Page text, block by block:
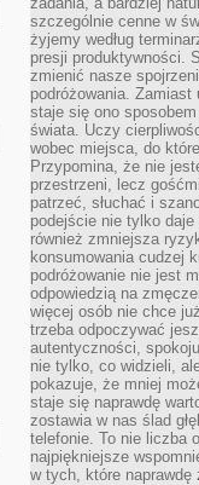
szczególnie cenne w
żyjemy według
presji produktywności.
zmienić nasze
podróżowania.
staje się ono
świata. Uczy
wobec miejsca, do
Przypomina, że nie
przestrzeni, lecz
patrzeć, słuchać i
podejście nie tylko
również zmniejsza
konsumowania cudzej
podróżowanie nie jest
odpowiedzią na
więcej osób nie chce
trzeba odpoczywać
autentyczności,
nie tylko, co widzieli,
pokazuje, że mniej
staje się naprawdę
zostawia w nas ślad
telefonie. To nie liczba
najpiękniejsze
w tych, które